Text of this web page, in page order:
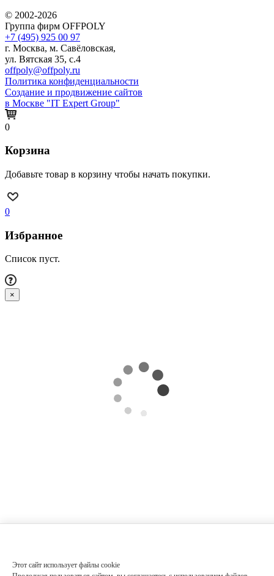
© 2002-2026
Группа фирм OFFPOLY
+7 (495) 925 00 97
г. Москва, м. Савёловская,
ул. Вятская 35, с.4
offpoly@offpoly.ru
Политика конфиденциальности
Создание и продвижение сайтов
в Москве "IT Expert Group"
Этот сайт использует файлы cookie
0
Корзина
Добавьте товар в корзину чтобы начать покупки.
0
Избранное
Список пуст.
×